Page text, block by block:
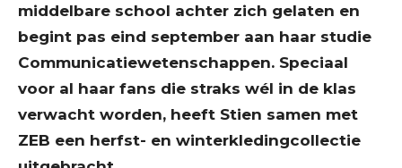
middelbare school achter zich gelaten en
begint pas eind september aan haar studie
Communicatiewetenschappen. Speciaal
voor al haar fans die straks wél in de klas
verwacht worden, heeft Stien samen met
ZEB een herfst- en winterkledingcollectie